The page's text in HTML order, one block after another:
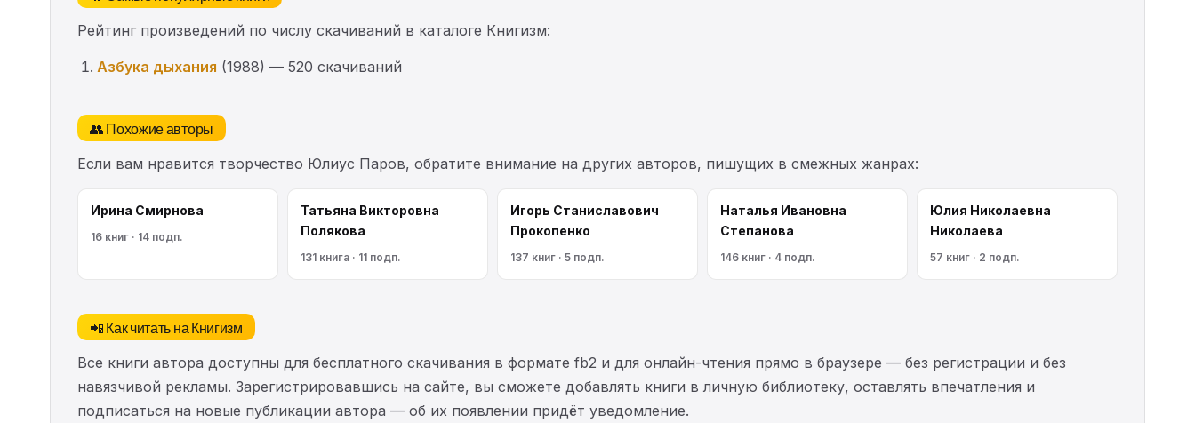
Рейтинг произведений по числу скачиваний в каталоге Книгизм:
Азбука дыхания (1988) — 520 скачиваний
👥 Похожие авторы
Если вам нравится творчество Юлиус Паров, обратите внимание на других авторов, пишущих в смежных жанрах:
Ирина Смирнова
16 книг · 14 подп.
Татьяна Викторовна
Полякова
131 книга · 11 подп.
Игорь Станиславович
Прокопенко
137 книг · 5 подп.
Наталья Ивановна
Степанова
146 книг · 4 подп.
Юлия Николаевна
Николаева
57 книг · 2 подп.
📲 Как читать на Книгизм
Все книги автора доступны для бесплатного скачивания в формате fb2 и для онлайн-чтения прямо в браузере — без регистрации и без
навязчивой рекламы. Зарегистрировавшись на сайте, вы сможете добавлять книги в личную библиотеку, оставлять впечатления и
подписаться на новые публикации автора — об их появлении придёт уведомление.